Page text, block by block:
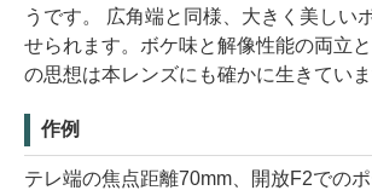
うです。 広角端と同様、大きく美しい
せられます。ボケ味と解像性能の両立
の思想は本レンズにも確かに生きていま
作例
テレ端の焦点距離70mm、開放F2での